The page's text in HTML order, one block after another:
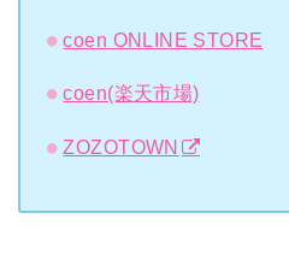
coen ONLINE STORE
coen(楽天市場)
ZOZOTOWN